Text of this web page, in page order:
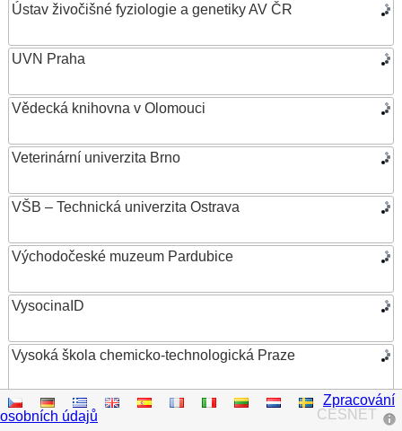
Ústav živočišné fyziologie a genetiky AV ČR
UVN Praha
Vědecká knihovna v Olomouci
Veterinární univerzita Brno
VŠB – Technická univerzita Ostrava
Východočeské muzeum Pardubice
VysocinaID
Vysoká škola chemicko-technologická Praze
Vysoká škola ekonomická v Praze
CESNET
Zpracování
osobních údajů